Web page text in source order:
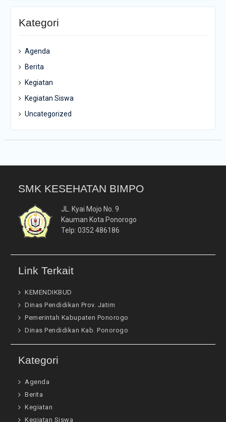
Kategori
Agenda
Berita
Kegiatan
Kegiatan Siswa
Uncategorized
SMK KESEHATAN BIMPO
JL. Kyai Mojo No. 9
Kauman Kota Ponorogo
Telp: 0352 486186
Link Terkait
KEMENDIKBUD
Dinas Pendidikan Prov. Jatim
Pemerintah Kabupaten Ponorogo
Dinas Pendidikan Kab. Ponorogo
Kategori
Agenda
Berita
Kegiatan
Kegiatan Siswa